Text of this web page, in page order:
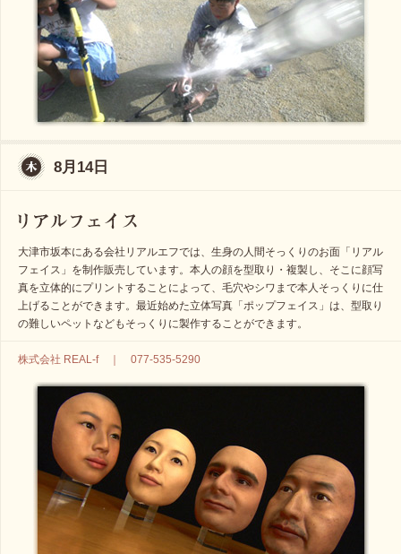
8月14日
大津市坂本にある会社リアルエフでは、生身の人間そっくりのお面「リアル
フェイス」を制作販売しています。本人の顔を型取り・複製し、そこに顔写
真を立体的にプリントすることによって、毛穴やシワまで本人そっくりに仕
上げることができます。最近始めた立体写真「ポップフェイス」は、型取り
の難しいペットなどもそっくりに製作することができます。
株式会社 REAL-f ｜ 077-535-5290